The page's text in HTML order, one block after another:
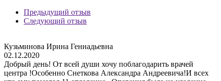
Предыдущий отзыв
Следующий отзыв
Кузьминова Ирина Геннадьевна
02.12.2020
Добрый день! От всей души хочу поблагодарить врачей
центра !Особенно Снеткова Александра Андреевича!И всех